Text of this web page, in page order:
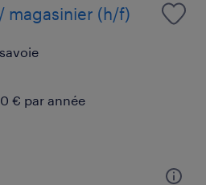
magasinier (h/f)
€ par année